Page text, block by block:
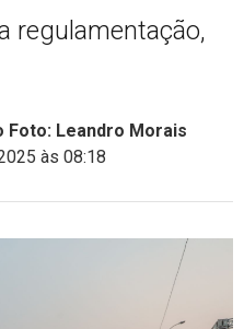
regulamentação,
Foto: Leandro Morais
às 08:18